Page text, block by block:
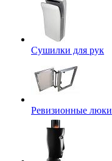
Сушилки для рук
Ревизионные люки